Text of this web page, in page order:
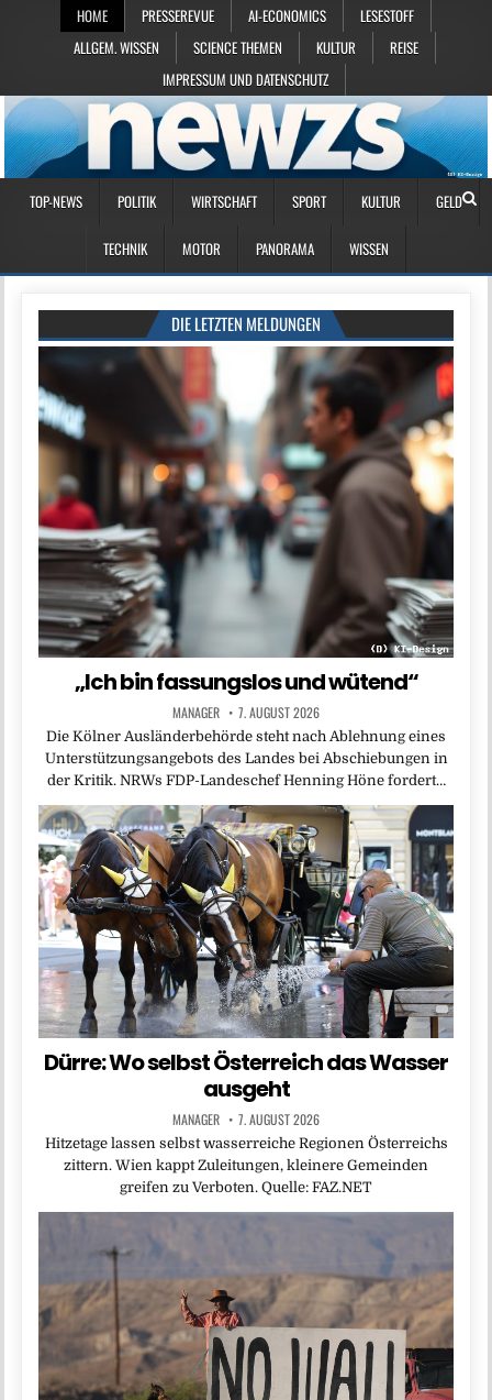
HOME PRESSEREVUE AI-ECONOMICS
LESESTOFF
ALLGEM. WISSEN
SCIENCE THEMEN KULTUR
REISE
IMPRESSUM UND DATENSCHUTZ
TOP-NEWS POLITIK WIRTSCHAFT SPORT KULTUR GELD
TECHNIK MOTOR PANORAMA WISSEN
DIE LETZTEN MELDUNGEN
„Ich bin fassungslos und wütend“
MANAGER 7. AUGUST 2026
Die Kölner Ausländerbehörde steht nach Ablehnung eines
Unterstützungsangebots des Landes bei Abschiebungen in
der Kritik. NRWs FDP-Landeschef Henning Höne fordert…
Dürre: Wo selbst Österreich das Wasser
ausgeht
MANAGER 7. AUGUST 2026
Hitzetage lassen selbst wasserreiche Regionen Österreichs
zittern. Wien kappt Zuleitungen, kleinere Gemeinden
greifen zu Verboten. Quelle: FAZ.NET